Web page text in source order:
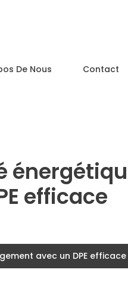
De Nous Contact
efficace
avec un DPE efficace